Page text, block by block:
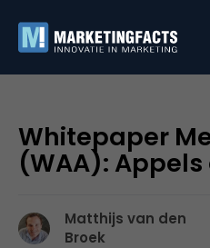
Whitepaper
(WAA):
Matthijs van den
Broek